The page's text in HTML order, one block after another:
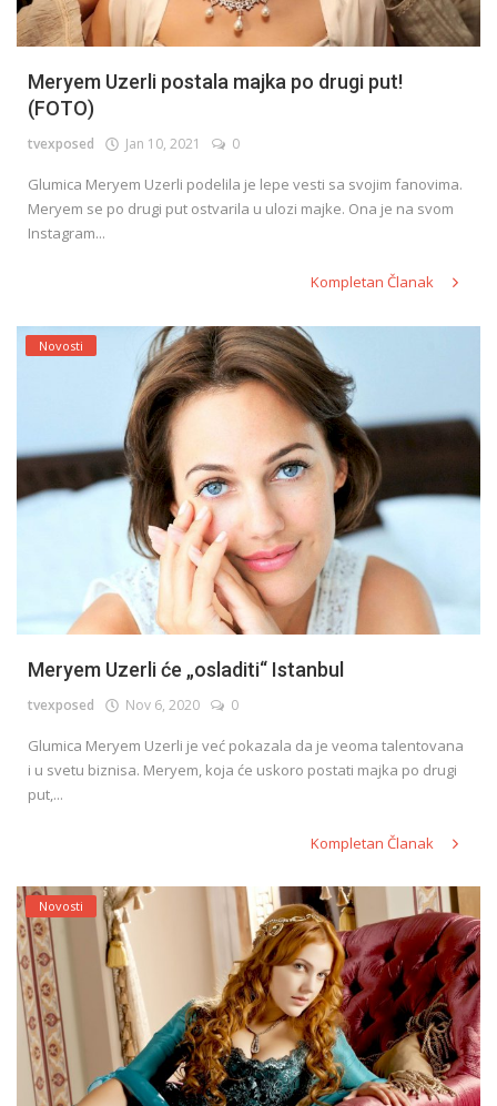
Meryem Uzerli postala majka po drugi put!
(FOTO)
tvexposed Jan 10, 2021 0
Glumica Meryem Uzerli podelila je lepe vesti sa svojim fanovima.
Meryem se po drugi put ostvarila u ulozi majke. Ona je na svom
Instagram...
Kompletan Članak
Novosti
Meryem Uzerli će „osladiti“ Istanbul
tvexposed Nov 6, 2020 0
Glumica Meryem Uzerli je već pokazala da je veoma talentovana
i u svetu biznisa. Meryem, koja će uskoro postati majka po drugi
put,...
Kompletan Članak
Novosti